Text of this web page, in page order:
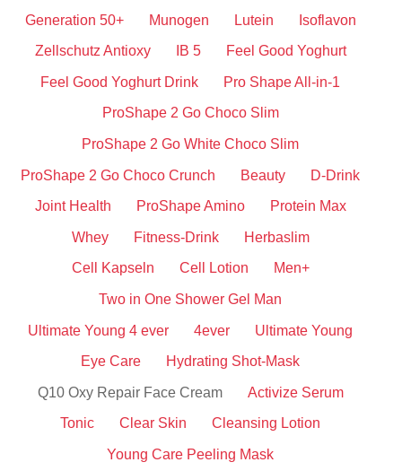
Generation 50+ Munogen Lutein Isoflavon
Zellschutz Antioxy IB 5 Feel Good Yoghurt
Feel Good Yoghurt Drink Pro Shape All-in-1
ProShape 2 Go Choco Slim
ProShape 2 Go White Choco Slim
ProShape 2 Go Choco Crunch Beauty D-Drink
Joint Health ProShape Amino Protein Max
Whey Fitness-Drink Herbaslim
Cell Kapseln Cell Lotion Men+
Two in One Shower Gel Man
Ultimate Young 4 ever 4ever Ultimate Young
Eye Care Hydrating Shot-Mask
Q10 Oxy Repair Face Cream Activize Serum
Tonic Clear Skin Cleansing Lotion
Young Care Peeling Mask